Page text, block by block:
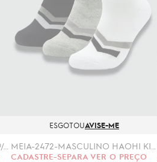
MEIÃO FUTEBOL-2470-HOAHI (39/43)
ESGOTOUAVISE-ME
CADASTRE-SEPARA VER O PREÇO